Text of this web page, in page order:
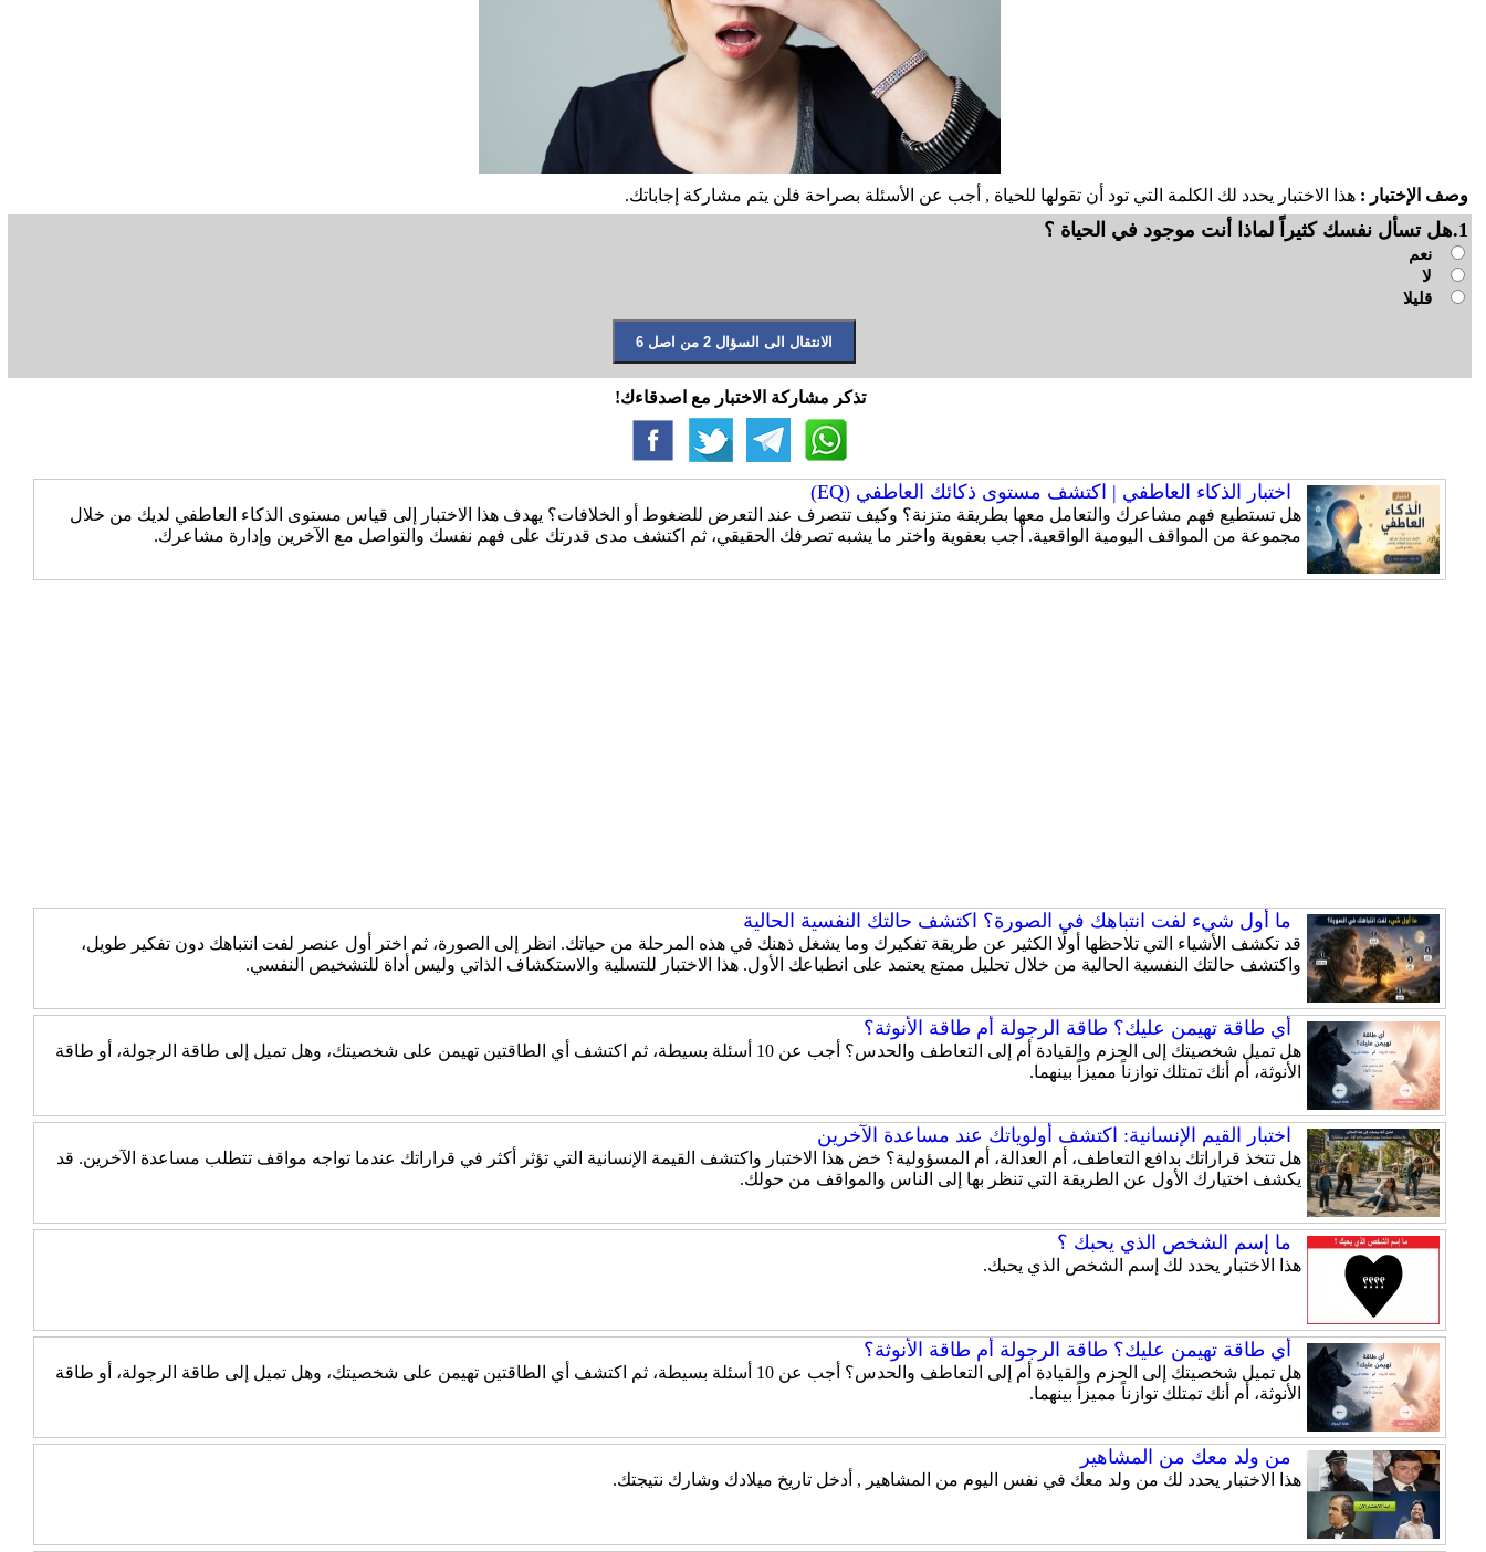
وصف الإختبار :هذا الاختبار يحدد لك الكلمة التي تود أن تقولها للحياة , أجب عن الأسئلة بصراحة فلن يتم مشاركة إجاباتك.
1.هل تسأل نفسك كثيراً لماذا أنت موجود في الحياة ؟
نعم
لا
قليلا
تذكر مشاركة الاختبار مع اصدقاءك!
اختبار الذكاء العاطفي | اكتشف مستوى ذكائك العاطفي (EQ)
هل تستطيع فهم مشاعرك والتعامل معها بطريقة متزنة؟ وكيف تتصرف عند التعرض للضغوط أو الخلافات؟ يهدف هذا الاختبار إلى قياس مستوى الذكاء العاطفي لديك من خلال
مجموعة من المواقف اليومية الواقعية. أجب بعفوية واختر ما يشبه تصرفك الحقيقي، ثم اكتشف مدى قدرتك على فهم نفسك والتواصل مع الآخرين وإدارة مشاعرك.
ما أول شيء لفت انتباهك في الصورة؟ اكتشف حالتك النفسية الحالية
قد تكشف الأشياء التي تلاحظها أولًا الكثير عن طريقة تفكيرك وما يشغل ذهنك في هذه المرحلة من حياتك. انظر إلى الصورة، ثم اختر أول عنصر لفت انتباهك دون تفكير طويل،
واكتشف حالتك النفسية الحالية من خلال تحليل ممتع يعتمد على انطباعك الأول. هذا الاختبار للتسلية والاستكشاف الذاتي وليس أداة للتشخيص النفسي.
أي طاقة تهيمن عليك؟ طاقة الرجولة أم طاقة الأنوثة؟
هل تميل شخصيتك إلى الحزم والقيادة أم إلى التعاطف والحدس؟ أجب عن 10 أسئلة بسيطة، ثم اكتشف أي الطاقتين تهيمن على شخصيتك، وهل تميل إلى طاقة الرجولة، أو طاقة
الأنوثة، أم أنك تمتلك توازناً مميزاً بينهما.
اختبار القيم الإنسانية: اكتشف أولوياتك عند مساعدة الآخرين
هل تتخذ قراراتك بدافع التعاطف، أم العدالة، أم المسؤولية؟ خض هذا الاختبار واكتشف القيمة الإنسانية التي تؤثر أكثر في قراراتك عندما تواجه مواقف تتطلب مساعدة الآخرين. قد
يكشف اختيارك الأول عن الطريقة التي تنظر بها إلى الناس والمواقف من حولك.
ما إسم الشخص الذي يحبك ؟
هذا الاختبار يحدد لك إسم الشخص الذي يحبك.
أي طاقة تهيمن عليك؟ طاقة الرجولة أم طاقة الأنوثة؟
هل تميل شخصيتك إلى الحزم والقيادة أم إلى التعاطف والحدس؟ أجب عن 10 أسئلة بسيطة، ثم اكتشف أي الطاقتين تهيمن على شخصيتك، وهل تميل إلى طاقة الرجولة، أو طاقة
الأنوثة، أم أنك تمتلك توازناً مميزاً بينهما.
من ولد معك من المشاهير
هذا الاختبار يحدد لك من ولد معك في نفس اليوم من المشاهير , أدخل تاريخ ميلادك وشارك نتيجتك.